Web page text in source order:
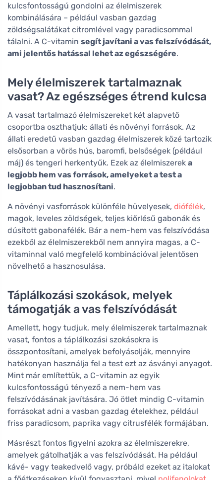
kulcsfontosságú gondolni az élelmiszerek
kombinálására – például vasban gazdag
zöldségsalátákat citromlével vagy paradicsommal
tálalni. A C-vitamin segít javítani a vas felszívódását,
ami jelentős hatással lehet az egészségére.
Mely élelmiszerek tartalmaznak
vasat? Az egészséges étrend kulcsa
A vasat tartalmazó élelmiszereket két alapvető
csoportba oszthatjuk: állati és növényi források. Az
állati eredetű vasban gazdag élelmiszerek közé tartozik
elsősorban a vörös hús, baromfi, belsőségek (például
máj) és tengeri herkentyűk. Ezek az élelmiszerek a
legjobb hem vas források, amelyeket a test a
legjobban tud hasznosítani.
A növényi vasforrások különféle hüvelyesek, diófélék,
magok, leveles zöldségek, teljes kiőrlésű gabonák és
dúsított gabonafélék. Bár a nem-hem vas felszívódása
ezekből az élelmiszerekből nem annyira magas, a C-
vitaminnal való megfelelő kombinációval jelentősen
növelhető a hasznosulása.
Táplálkozási szokások, melyek
támogatják a vas felszívódását
Amellett, hogy tudjuk, mely élelmiszerek tartalmaznak
vasat, fontos a táplálkozási szokásokra is
összpontosítani, amelyek befolyásolják, mennyire
hatékonyan használja fel a test ezt az ásványi anyagot.
Mint már említettük, a C-vitamin az egyik
kulcsfontosságú tényező a nem-hem vas
felszívódásának javítására. Jó ötlet mindig C-vitamin
forrásokat adni a vasban gazdag ételekhez, például
friss paradicsom, paprika vagy citrusfélék formájában.
Másrészt fontos figyelni azokra az élelmiszerekre,
amelyek gátolhatják a vas felszívódását. Ha például
kávé- vagy teakedvelő vagy, próbáld ezeket az italokat